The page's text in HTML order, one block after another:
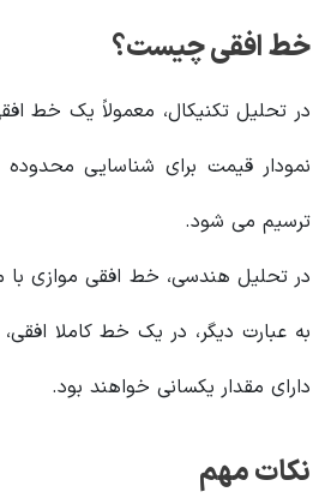
خط افقی چیست؟
نمودار قیمت برای شناسایی
ترسیم می شود.
دارای مقدار یکسانی خواهند بود.
نکات مهم